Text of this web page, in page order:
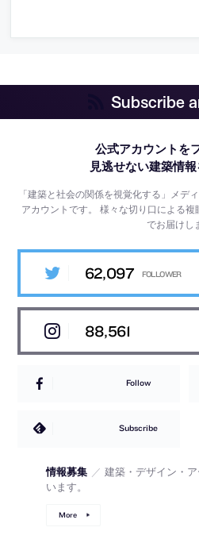
Subscribe
公式アカウントを
見逃せない建築情報
「建築と社会の関係を視覚化する」メデ
アカウントです。様々な切り口による
でお届けし
62,097
88,561
Follow
Subscribe
情報募集 ／ 建築・デザイン・
います。
More